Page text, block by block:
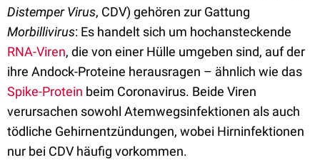
Distemper Virus, CDV) gehören zur Gattung
Morbillivirus: Es handelt sich um hochansteckende
RNA-Viren, die von einer Hülle umgeben sind, auf der
ihre Andock-Proteine herausragen – ähnlich wie das
Spike-Protein beim Coronavirus. Beide Viren
verursachen sowohl Atemwegsinfektionen als auch
tödliche Gehirnentzündungen, wobei Hirninfektionen
nur bei CDV häufig vorkommen.